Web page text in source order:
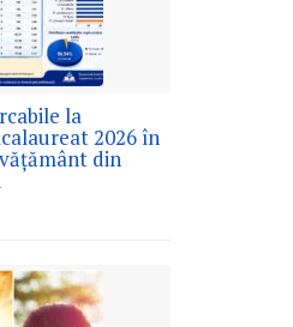
la
2026 în
din